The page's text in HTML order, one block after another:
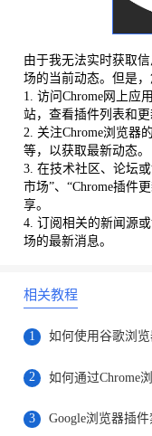
由于我无法实时获取
场的当前动态。但是
1. 访问Chrome网上应
站，查看插件列表和更
2. 关注Chrome浏览器
等，以获取最新动态。
3. 在技术社区、论坛
市场”、“Chrome插件
享。
4. 订阅相关的新闻源
场的最新消息。
相关教程
1 如何使用谷歌浏
2
3 Google浏览器插